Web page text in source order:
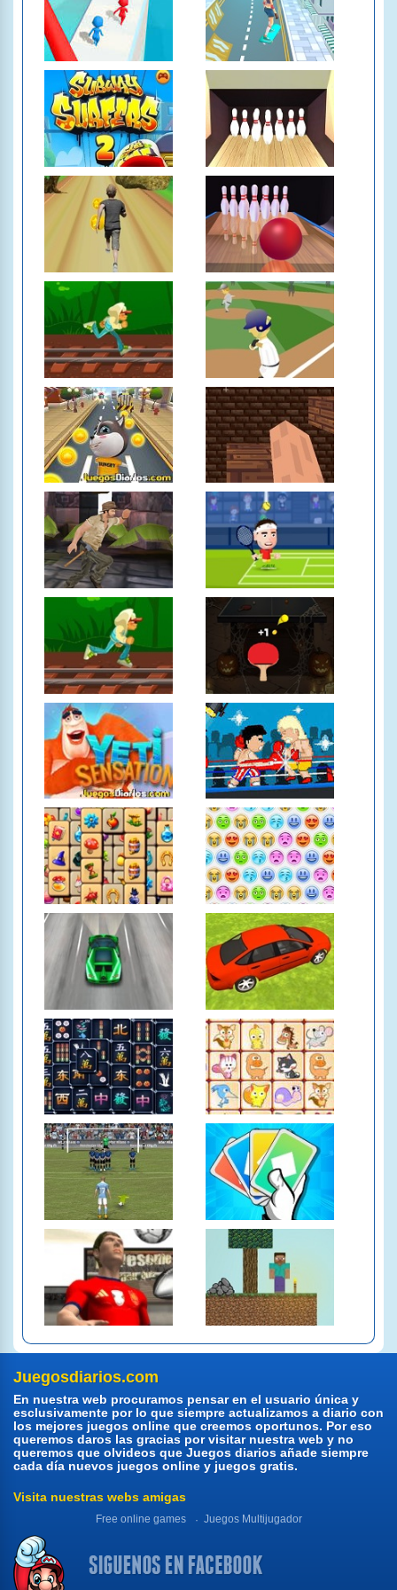
Juegosdiarios.com
En nuestra web procuramos pensar en el usuario única y
esclusivamente por lo que siempre actualizamos a diario con
los mejores juegos online que creemos oportunos. Por eso
queremos daros las gracias por visitar nuestra web y no
queremos que olvideos que Juegos diarios añade siempre
cada día nuevos juegos online y juegos gratis.
Visita nuestras webs amigas
Free online games Juegos Multijugador